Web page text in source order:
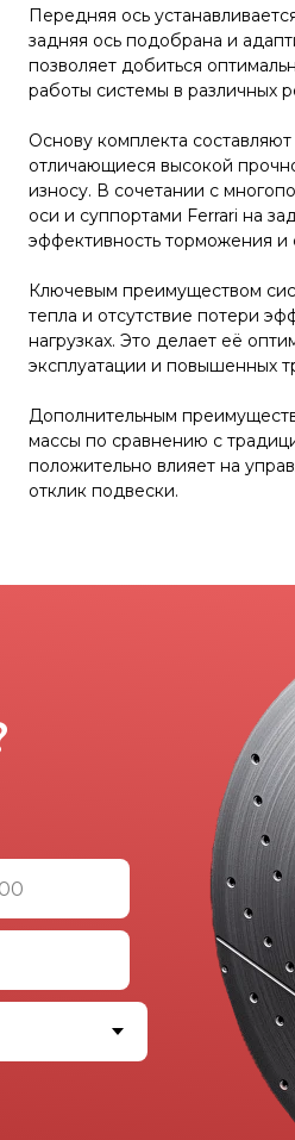
Передняя ось
задняя ось подобрана и
позволяет добиться
работы системы в различных
Основу комплекта
отличающиеся высокой
износу. В сочетании с
оси и суппортами Ferrari на
эффективность торможения и
Ключевым преимуществом
тепла и отсутствие потери
нагрузках. Это делает её
эксплуатации и повышенных
Дополнительным
массы по сравнению с
положительно влияет на
отклик подвески.